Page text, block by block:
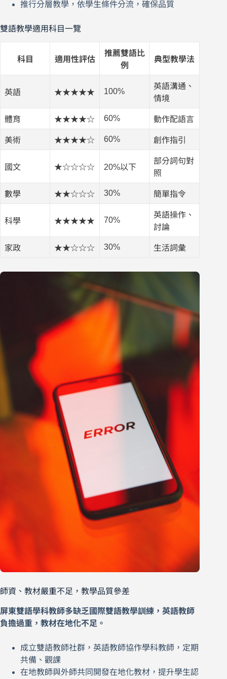
推行分層教學，依學生條件分流，確保品質
雙語教學適用科目一覽
科目 適用性評估
推薦雙語比
例
典型教學法
英語 ★★★★★ 100%
英語溝通、
情境
體育 ★★★★☆ 60% 動作配語言
美術 ★★★★☆ 60% 創作指引
國文 ★☆☆☆☆ 20%以下
部分詞句對
照
數學 ★★☆☆☆ 30% 簡單指令
科學 ★★★★★ 70%
英語操作、
討論
家政 ★★☆☆☆ 30% 生活詞彙
師資、教材嚴重不足，教學品質參差
屏東雙語學科教師多缺乏國際雙語教學訓練，英語教師
負擔過重，教材在地化不足。
成立雙語教師社群，英語教師協作學科教師，定期
共備、觀課
在地教師與外師共同開發在地化教材，提升學生認